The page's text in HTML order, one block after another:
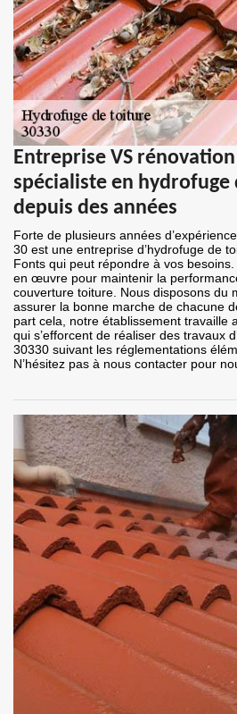
Entreprise VS
spécialiste en
depuis des années
Forte de plusieurs années
30 est une entreprise d’hydrofuge de
Fonts qui peut répondre à vos
en œuvre pour maintenir la
couverture toiture. Nous disposons du
assurer la bonne marche de chacune
part cela, notre établissement travaille
qui s’efforcent de réaliser des travaux
30330 suivant les réglementations
N’hésitez pas à nous contacter pour